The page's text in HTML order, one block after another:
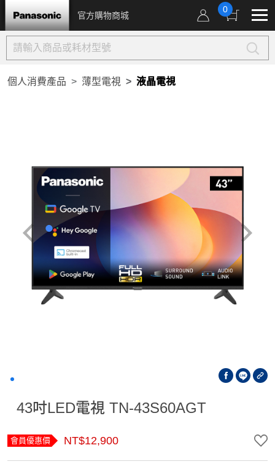
官方購物商城
0
個人消費產品 薄型電視 液晶電視
43吋LED電視 TN-43S60AGT
會員優惠價 NT$12,900